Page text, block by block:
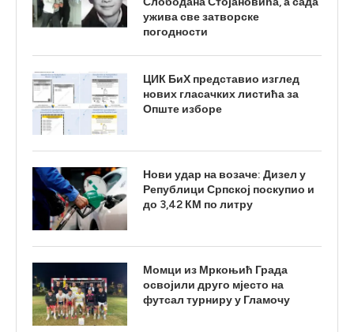
ужива све затворске
погодности
ЦИК БиХ представио изглед
нових гласачких листића за
Опште изборе
Нови удар на возаче: Дизел у
Републици Српској поскупио и
до 3,42 КМ по литру
Момци из Мркоњић Града
освојили друго мјесто на
футсал турниру у Гламочу